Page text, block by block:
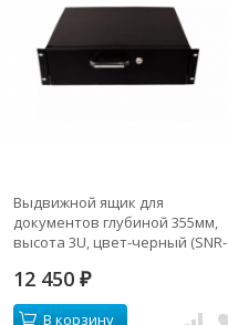
Выдвижной ящик для
документов глубиной 355мм,
высота 3U, цвет-черный (SNR-
12 450₽
В корзину